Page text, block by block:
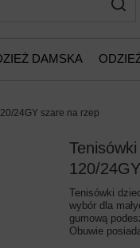
DAMSKA
24GY szare na rzep
120/
Tenisówki
wybór dla
gumową
Obuwie